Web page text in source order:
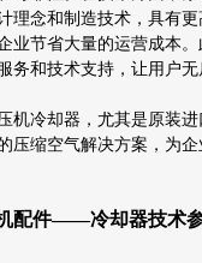
理念和制造技术，具有
业节省大量的运营成本
务和技术支持，让用户无
机冷却器，尤其是原装
压缩空气解决方案，为
配件——冷却器技术